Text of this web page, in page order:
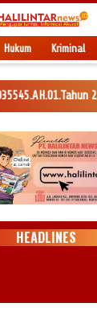
Hukum Kriminal
HEADLINES